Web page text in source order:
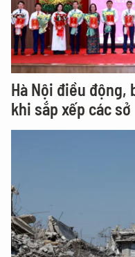
Hà Nội điều động,
khi sắp xếp các sở